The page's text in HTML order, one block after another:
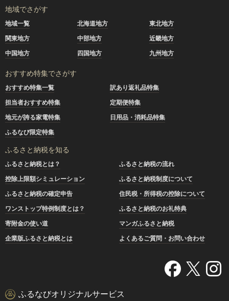
地域でさがす
地域一覧 北海道地方
東北地方
関東地方
中部地方
近畿地方
中国地方
四国地方 九州地方
おすすめ特集でさがす
おすすめ特集一覧
訳あり返礼品特集
担当者おすすめ特集
定期便特集
地元が誇る家電特集
日用品・消耗品特集
ふるなび限定特集
ふるさと納税を知る
ふるさと納税とは？
ふるさと納税の流れ
控除上限額シミュレーション
ふるさと納税制度について
ふるさと納税の確定申告
住民税・所得税の控除について
ワンストップ特例制度とは？
ふるさと納税のお礼特典
寄附金の使い道
マンガふるさと納税
企業版ふるさと納税とは
よくあるご質問・お問い合わせ
ふるなびオリジナルサービス